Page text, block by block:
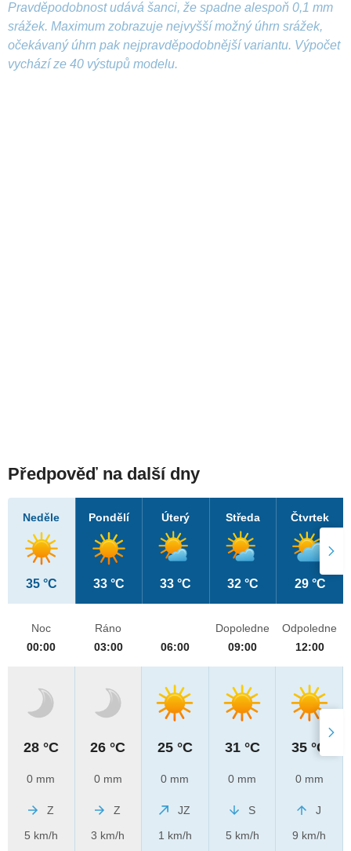
Pravděpodobnost udává šanci, že spadne alespoň 0,1 mm
srážek. Maximum zobrazuje nejvyšší možný úhrn srážek,
očekávaný úhrn pak nejpravděpodobnější variantu. Výpočet
vychází ze 40 výstupů modelu.
Předpověď na další dny
Neděle
35 °C
Pondělí
33 °C
Úterý
33 °C
Středa
32 °C
Čtvrtek
29 °C
Noc
00:00
28 °C
0 mm
Z
5 km/h
Ráno
03:00
26 °C
0 mm
Z
3 km/h
06:00
25 °C
0 mm
JZ
1 km/h
Dopoledne
09:00
31 °C
0 mm
S
5 km/h
Odpoledne
12:00
35 °C
0 mm
J
9 km/h